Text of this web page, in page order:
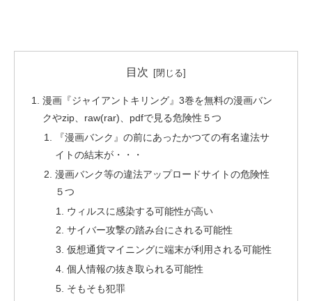
目次
漫画『ジャイアントキリング』3巻を無料の漫画バン
クやzip、raw(rar)、pdfで見る危険性５つ
『漫画バンク』の前にあったかつての有名違法サ
イトの結末が・・・
漫画バンク等の違法アップロードサイトの危険性
５つ
ウィルスに感染する可能性が高い
サイバー攻撃の踏み台にされる可能性
仮想通貨マイニングに端末が利用される可能性
個人情報の抜き取られる可能性
そもそも犯罪